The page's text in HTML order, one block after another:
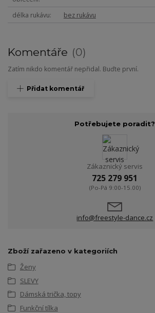
délka rukávu
bez rukávu
Komentáře 0
Zatím nikdo komentář nepřidal. Buďte první.
Přidat komentář
Potřebujete poradit?
Zákaznický servis
725 279 951
(Po-Pá 9:00-15.00)
info@freestyle-dance.cz
Zboží zařazeno v kategoriích
Ženy
SLEVY
Dámská trička, topy
Funkční tílka